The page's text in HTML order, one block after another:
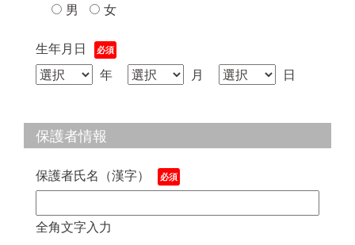
男
女
生年月日
年
月 日
保護者情報
保護者氏名（漢字）
全角文字入力